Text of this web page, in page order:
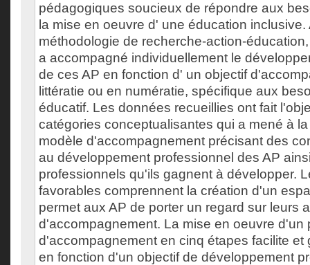
pédagogiques soucieux de répondre aux
la mise en oeuvre d' une éducation
méthodologie de recherche-action-
a accompagné individuellement le
de ces AP en fonction d' un objectif
littératie ou en numératie, spécifique aux
éducatif. Les données recueillies ont fait
catégories conceptualisantes qui a mené à
modèle d'accompagnement précisant des
au développement professionnel des AP
professionnels qu'ils gagnent à développer.
favorables comprennent la création d'un
permet aux AP de porter un regard sur leurs
d'accompagnement. La mise en oeuvre d'un
d'accompagnement en cinq étapes facilite et
en fonction d'un objectif de développement